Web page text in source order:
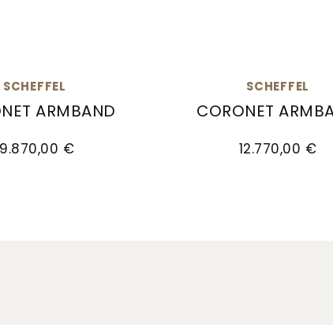
SCHEFFEL
ARMBAND
€
SCHEFFEL
CORONET
12.770,00 €